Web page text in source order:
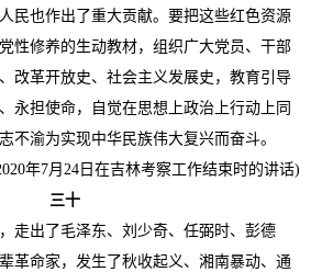
民也作出了重大贡献。要把这些红色资源
性修养的生动教材，组织广大党员、干部
改革开放史、社会主义发展史，教育引导
永担使命，自觉在思想上政治上行动上同
不渝为实现中华民族伟大复兴而奋斗。
年7月24日在吉林考察工作结束时的讲话)
三十
出了毛泽东、刘少奇、任弼时、彭德
革命家，发生了秋收起义、湘南暴动、通